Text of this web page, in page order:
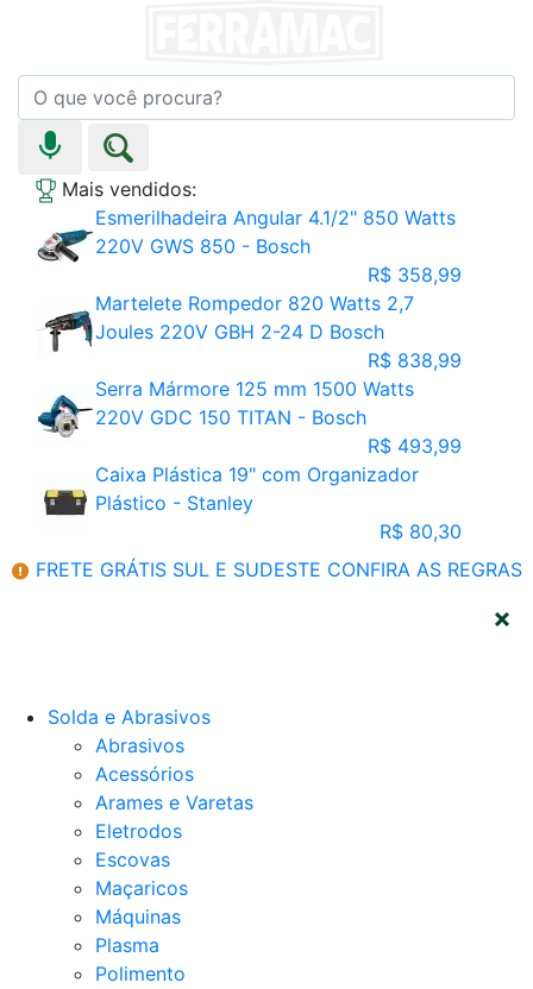
Mais vendidos:
Esmerilhadeira Angular 4.1/2" 850 Watts
220V GWS 850 - Bosch
R$ 358,99
Martelete Rompedor 820 Watts 2,7
Joules 220V GBH 2-24 D Bosch
R$ 838,99
Serra Mármore 125 mm 1500 Watts
220V GDC 150 TITAN - Bosch
R$ 493,99
Caixa Plástica 19" com Organizador
Plástico - Stanley
R$ 80,30
FRETE GRÁTIS SUL E SUDESTE CONFIRA AS REGRAS
Solda e Abrasivos
Abrasivos
Acessórios
Arames e Varetas
Eletrodos
Escovas
Maçaricos
Máquinas
Plasma
Polimento